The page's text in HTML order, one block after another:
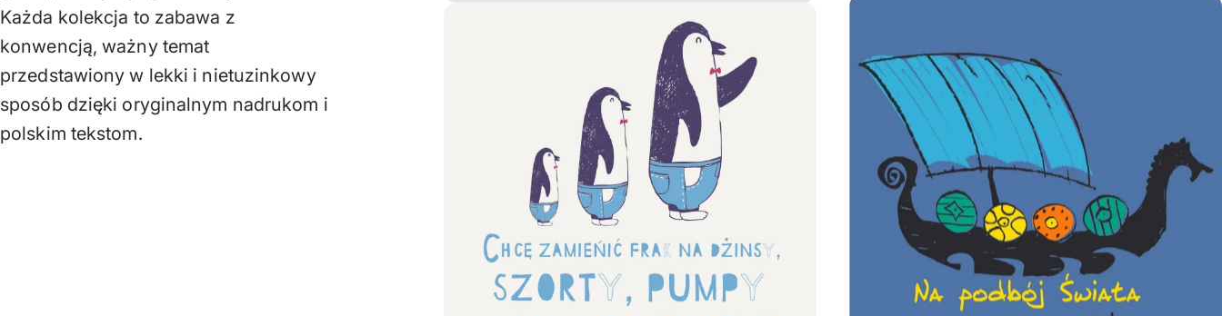
Każda kolekcja to zabawa z
konwencją, ważny temat
przedstawiony w lekki i nietuzinkowy
sposób dzięki oryginalnym nadrukom i
polskim tekstom.